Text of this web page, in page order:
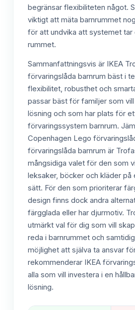
begränsar flexibiliteten något.
viktigt att mäta barnrummet
för att undvika att systemet tar
rummet.
Sammanfattningsvis är IKEA
förvaringslåda barnrum bäst i
flexibilitet, robusthet och
passar bäst för familjer som
lösning och som har plats för
förvaringssystem barnrum.
Copenhagen Lego
förvaringslåda barnrum är
mångsidiga valet för den som
leksaker, böcker och kläder
sätt. För den som prioriterar
design finns dock andra
färgglada eller har djurmotiv.
utmärkt val för dig som vill
reda i barnrummet och
möjlighet att själva ta ansvar
rekommenderar IKEA
alla som vill investera i en
lösning.